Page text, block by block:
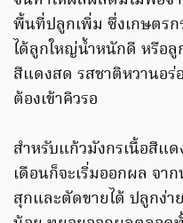
พื้นที่ปลูกเพิ่ม ซึ่งเกษตร
ได้ลูกใหญ่น้ำหนักดี หรือลู
สีแดงสด รสชาติหวานอ
ต้องเข้าคิวรอ
สำหรับแก้วมังกรเนื้อสีแ
เดือนก็จะเริ่มออกผล จา
สุกและตัดขายได้ ปลูกง่